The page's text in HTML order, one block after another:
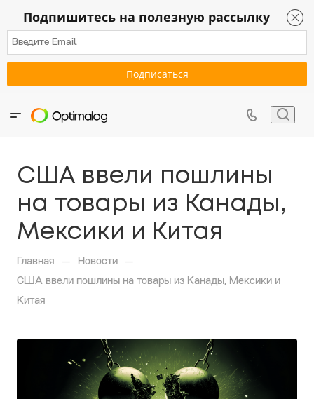
Подпишитесь на полезную рассылку
США ввели пошлины
на товары из Канады,
Мексики и Китая
Главная — Новости —
США ввели пошлины на товары из Канады, Мексики и
Китая